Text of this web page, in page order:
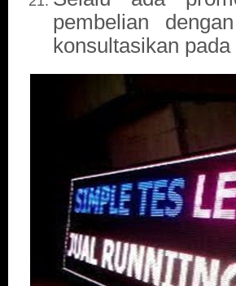
pembelian
konsultasikan